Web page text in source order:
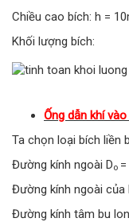
Chiều cao bích: h =
Khối lượng bích:
Ống dẫn khí
Ta chọn loại bích liền
Đường kính ngoài Do
Đường kính ngoài của
Đường kính tâm bu